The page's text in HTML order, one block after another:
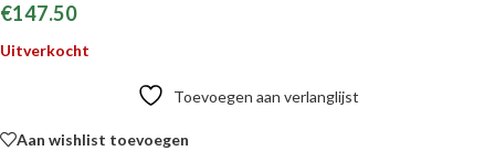
€147.50
Uitverkocht
Toevoegen aan verlanglijst
Aan wishlist toevoegen